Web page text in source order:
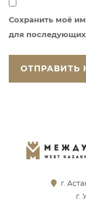
Сохранить моё
для
г.
г.